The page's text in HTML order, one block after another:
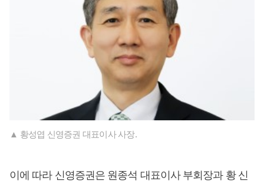
▲ 황성엽 신영증권 대표이사 사장.
이에 따라 신영증권은 원종석 대표이사 부회장과 황 신